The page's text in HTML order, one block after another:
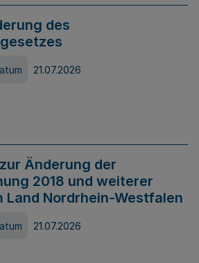
des
21.07.2026
Änderung der
2018 und weiterer
Nordrhein-Westfalen
21.07.2026